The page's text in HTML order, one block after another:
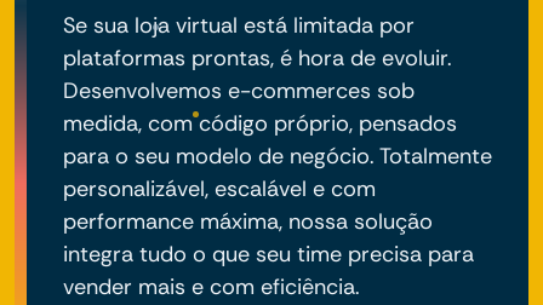
Se sua loja virtual está limitada por
plataformas prontas, é hora de evoluir.
Desenvolvemos e-commerces sob
medida, com código próprio, pensados
para o seu modelo de negócio. Totalmente
personalizável, escalável e com
performance máxima, nossa solução
integra tudo o que seu time precisa para
vender mais e com eficiência.